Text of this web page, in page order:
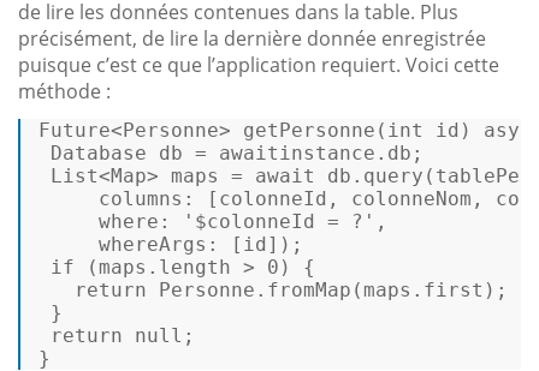
de lire les données contenues dans la table. Plus
précisément, de lire la dernière donnée enregistrée
puisque c’est ce que l’application requiert. Voici cette
méthode :
Future<Personne> getPersonne ( int id )
Database db = awaitinstance.db;
List<Map> maps = await
columns: [colonneId, colonneNom,
where : '$colonneId = ?' ,
whereArgs: [id]);
if (maps.length > 0 ) {
return Personne.fromMap(maps.first);
}
return
null ;
}